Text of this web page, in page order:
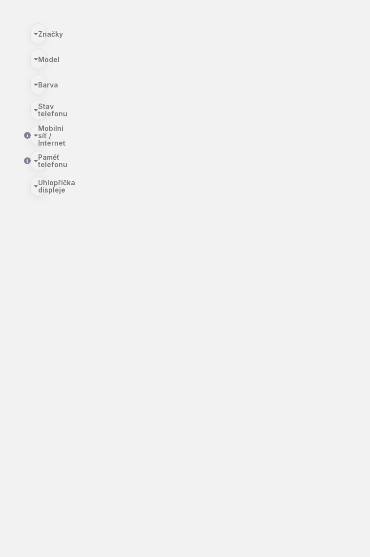
Značky
Model
Barva
Stav
telefonu
Mobilní
síť /
Internet
Paměť
telefonu
Uhlopříčka
displeje